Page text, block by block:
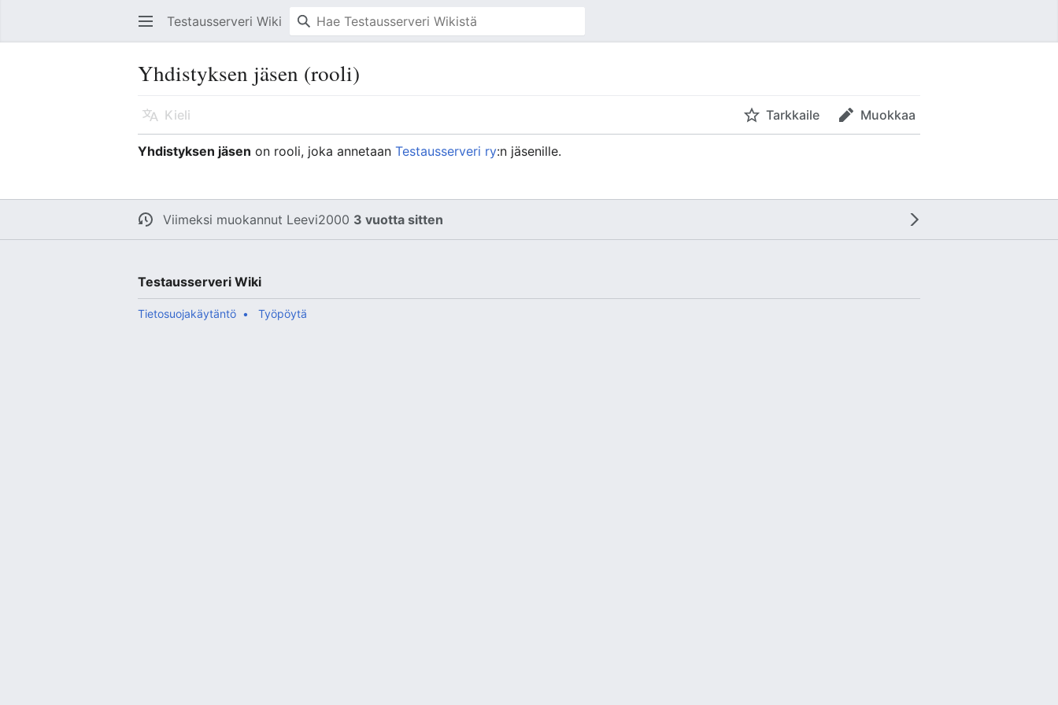
Testausserveri Wiki
Yhdistyksen jäsen (rooli)
Kieli Tarkkaile Muokkaa
Yhdistyksen jäsen on rooli, joka annetaanTestausserveri ry:n jäsenille.
Viimeksi muokannut Leevi2000 3 vuotta sitten
Testausserveri Wiki
Tietosuojakäytäntö Työpöytä